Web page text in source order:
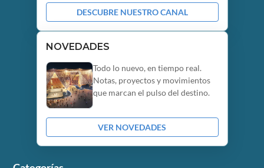
DESCUBRE NUESTRO CANAL
NOVEDADES
Todo lo nuevo, en tiempo real.
Notas, proyectos y movimientos
que marcan el pulso del destino.
VER NOVEDADES